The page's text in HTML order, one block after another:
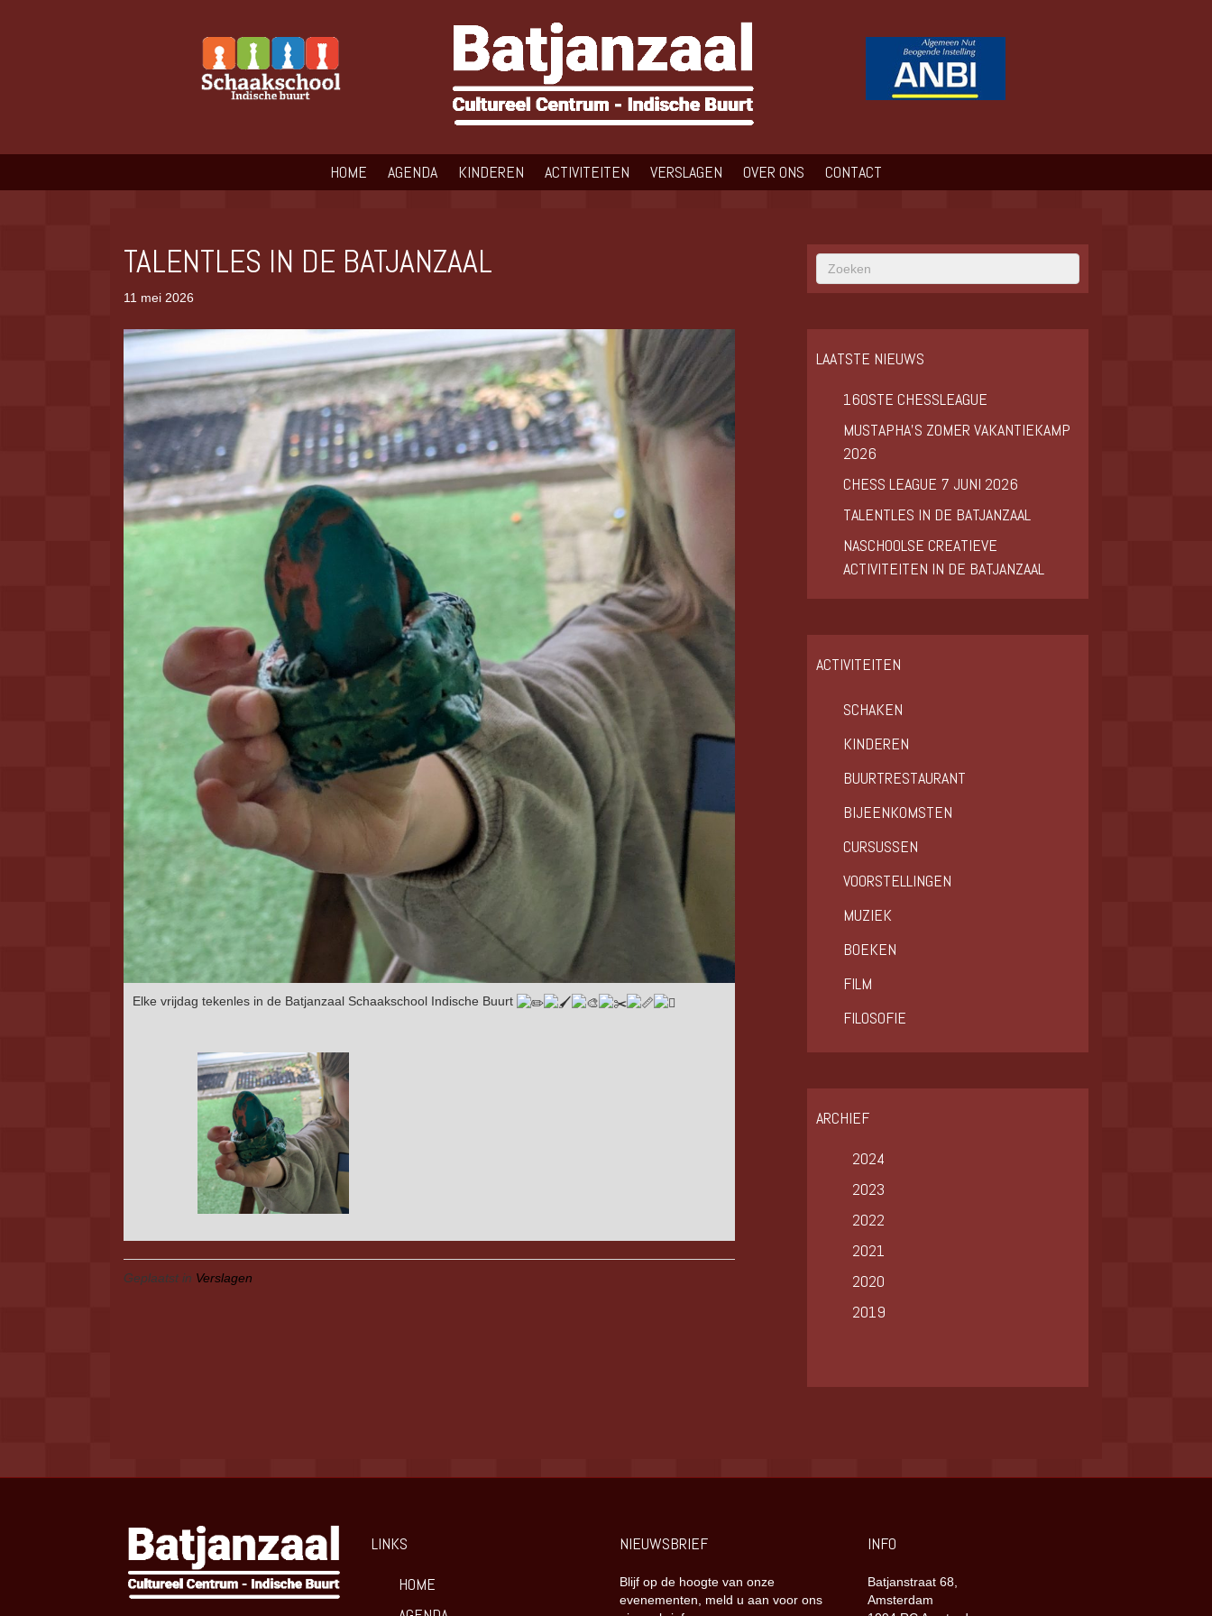
HOME AGENDA KINDEREN ACTIVITEITEN VERSLAGEN OVER ONS CONTACT
TALENTLES IN DE BATJANZAAL
11 mei 2026
Elke vrijdag tekenles in de Batjanzaal Schaakschool Indische Buurt
Geplaatst in Verslagen
LAATSTE NIEUWS
160STE CHESSLEAGUE
MUSTAPHA’S ZOMER VAKANTIEKAMP
2026
CHESS LEAGUE 7 JUNI 2026
TALENTLES IN DE BATJANZAAL
NASCHOOLSE CREATIEVE
ACTIVITEITEN IN DE BATJANZAAL
ACTIVITEITEN
SCHAKEN
KINDEREN
BUURTRESTAURANT
BIJEENKOMSTEN
CURSUSSEN
VOORSTELLINGEN
MUZIEK
BOEKEN
FILM
FILOSOFIE
ARCHIEF
2024
2023
2022
2021
2020
2019
LINKS
HOME
NIEUWSBRIEF
Blijf op de hoogte van onze
evenementen, meld u aan voor ons
INFO
Batjanstraat 68,
Amsterdam